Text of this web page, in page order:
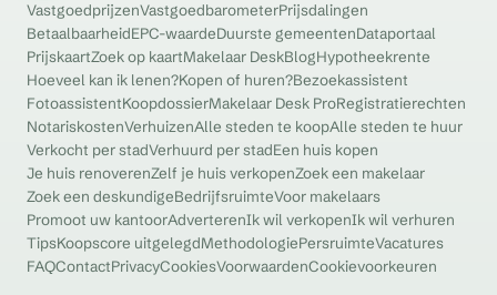
VastgoedprijzenVastgoedbarometerPrijsdalingen
BetaalbaarheidEPC-waardeDuurste gemeentenDataportaal
PrijskaartZoek op kaartMakelaar DeskBlogHypotheekrente
Hoeveel kan ik lenen?Kopen of huren?Bezoekassistent
FotoassistentKoopdossierMakelaar Desk ProRegistratierechten
NotariskostenVerhuizenAlle steden te koopAlle steden te huur
Verkocht per stadVerhuurd per stadEen huis kopen
Je huis renoverenZelf je huis verkopenZoek een makelaar
Zoek een deskundigeBedrijfsruimteVoor makelaars
Promoot uw kantoorAdverterenIk wil verkopenIk wil verhuren
TipsKoopscore uitgelegdMethodologiePersruimteVacatures
FAQContactPrivacyCookiesVoorwaardenCookievoorkeuren